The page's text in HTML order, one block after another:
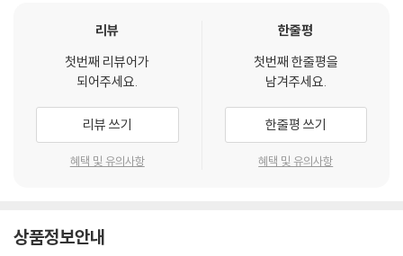
리뷰
첫번째 리뷰어가
되어주세요.
리뷰 쓰기
혜택 및 유의사항
한줄평
첫번째 한줄평을
남겨주세요.
한줄평 쓰기
혜택 및 유의사항
상품정보안내